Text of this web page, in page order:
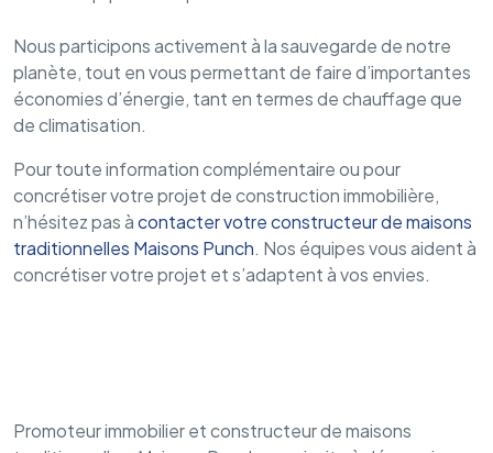
Nous participons activement à la sauvegarde de notre
planète, tout en vous permettant de faire d’importantes
économies d’énergie, tant en termes de chauffage que
de climatisation.
Pour toute information complémentaire ou pour
concrétiser votre projet de construction immobilière,
n’hésitez pas àcontacter votre constructeur de maisons
traditionnelles Maisons Punch. Nos équipes vous aident à
concrétiser votre projet et s’adaptent à vos envies.
Promoteur immobilier et constructeur de maisons